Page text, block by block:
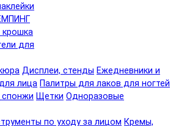
крошка
для
Дисплеи, стенды Ежедневники и
лица Палитры для лаков для ногтей
спонжи Щетки Одноразовые
по уходу за лицом Кремы,